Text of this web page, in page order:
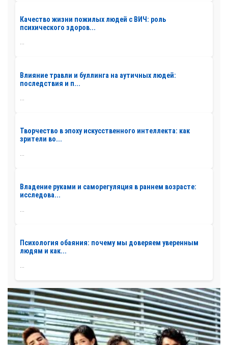
Качество жизни пожилых людей с ВИЧ: роль
психического здоров...
...
Влияние травли и буллинга на аутичных людей:
последствия и п...
Творчество в эпоху искусственного интеллекта: как
зрители во...
...
Владение руками и саморегуляция в раннем возрасте:
исследова...
...
Психология обаяния: почему мы доверяем уверенным
людям и как...